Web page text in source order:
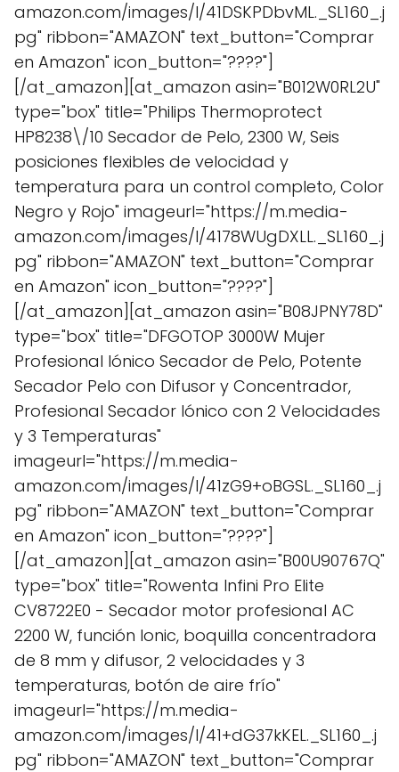
amazon.com/images/I/41DSKPDbvML._SL160_.j
pg" ribbon="AMAZON" text_button="Comprar
en Amazon" icon_button="????"]
[/at_amazon][at_amazon asin="B012W0RL2U"
type="box" title="Philips Thermoprotect
HP8238\/10 Secador de Pelo, 2300 W, Seis
posiciones flexibles de velocidad y
temperatura para un control completo, Color
Negro y Rojo" imageurl="https://m.media-
amazon.com/images/I/4178WUgDXLL._SL160_.j
pg" ribbon="AMAZON" text_button="Comprar
en Amazon" icon_button="????"]
[/at_amazon][at_amazon asin="B08JPNY78D"
type="box" title="DFGOTOP 3000W Mujer
Profesional Iónico Secador de Pelo, Potente
Secador Pelo con Difusor y Concentrador,
Profesional Secador Iónico con 2 Velocidades
y 3 Temperaturas"
imageurl="https://m.media-
amazon.com/images/I/41zG9+oBGSL._SL160_.j
pg" ribbon="AMAZON" text_button="Comprar
en Amazon" icon_button="????"]
[/at_amazon][at_amazon asin="B00U90767Q"
type="box" title="Rowenta Infini Pro Elite
CV8722E0 - Secador motor profesional AC
2200 W, función Ionic, boquilla concentradora
de 8 mm y difusor, 2 velocidades y 3
temperaturas, botón de aire frío"
imageurl="https://m.media-
amazon.com/images/I/41+dG37kKEL._SL160_.j
pg" ribbon="AMAZON" text_button="Comprar